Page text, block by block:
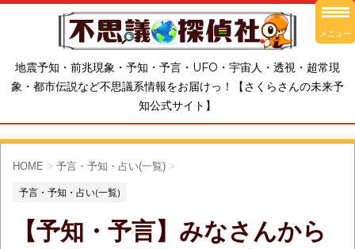
地震予知・前兆現象・予知・予言・UFO・宇宙人・透視・超常現
象・都市伝説など不思議系情報をお届けっ！【さくらさんの未来予
知公式サイト】
HOME > 予言・予知・占い(一覧) >
予言・予知・占い(一覧)
【予知・予言】みなさんから
メニュー